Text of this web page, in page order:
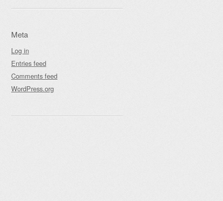
Meta
Log in
Entries feed
Comments feed
WordPress.org